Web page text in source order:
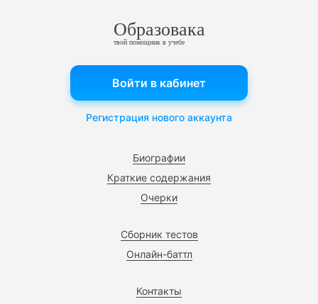
Образовака
твой помощник в учебе
Биографии
Краткие содержания
Очерки
Сборник тестов
Онлайн-баттл
Контакты
Войти в кабинет
Регистрация нового аккаунта